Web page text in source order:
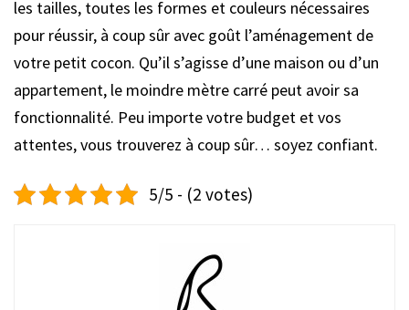
les tailles, toutes les formes et couleurs nécessaires
pour réussir, à coup sûr avec goût l’aménagement de
votre petit cocon. Qu’il s’agisse d’une maison ou d’un
appartement, le moindre mètre carré peut avoir sa
fonctionnalité. Peu importe votre budget et vos
attentes, vous trouverez à coup sûr… soyez confiant.
5/5 - (2 votes)